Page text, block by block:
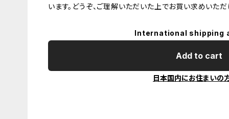
います。どうぞ、ご理解いただいた上でお買い求めいた
International shipping
Add to cart
日本国内にお住まいの